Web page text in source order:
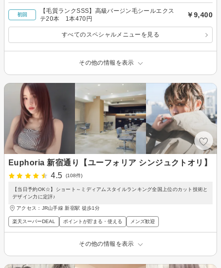
初回
【毛質ランクSSS】高級バージン毛シールエクス
テ20本 1本470円
￥9,400
すべてのスペシャルメニューを見る
その他の情報を表示
Euphoria 新宿通り【ユーフォリア シンジュクトオリ】
4.5
(108件)
【当日予約OK☆】ショート～ミディアムスタイルランキング全国上位のカット技術と
デザイン力に定評♪
アクセス：JR山手線 新宿駅 徒歩1分
楽天スーパーDEAL ポイントが貯まる・使える メンズ歓迎
その他の情報を表示